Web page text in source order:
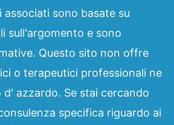
associati sono basate su
sull'argomento e sono
Questo sito non offre
o terapeutici professionali ne
azzardo. Se stai cercando
specifica riguardo ai